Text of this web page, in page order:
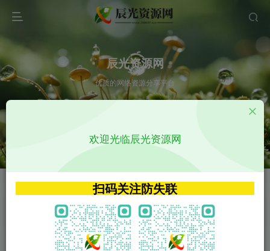
辰光资源网
优质的网络资源分享平台
VIP特权介绍 APP源码
VIP特权介绍
火
VIP特权介绍
影视源码
影视源码
欢迎光临辰光资源网
扫码关注防失联